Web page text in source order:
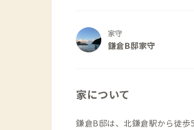
家守
鎌倉B邸家守
家について
鎌倉B邸は、北鎌倉駅から徒